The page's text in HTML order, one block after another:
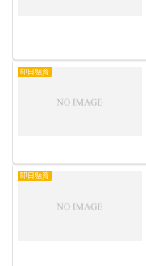
即日融資
即日融資